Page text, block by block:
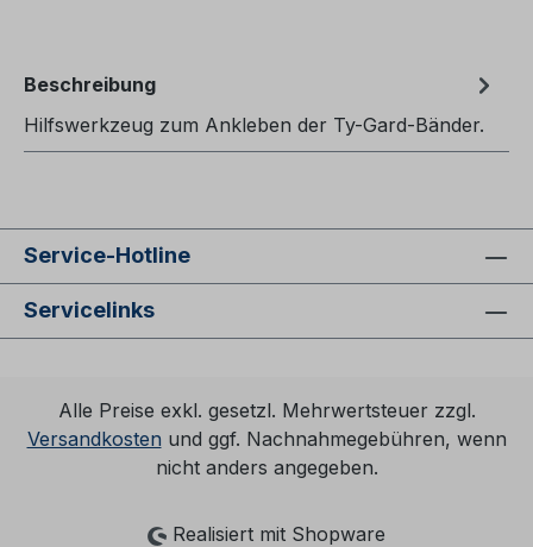
Beschreibung
Hilfswerkzeug zum Ankleben der Ty-Gard-Bänder.
Service-Hotline
Servicelinks
Alle Preise exkl. gesetzl. Mehrwertsteuer zzgl.
Versandkosten und ggf. Nachnahmegebühren, wenn
nicht anders angegeben.
Realisiert mit Shopware